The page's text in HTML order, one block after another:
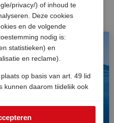
/ Camping marina
privacy/) of inhoud te
Deze cookies
en de volgende
nodig is:
statistieken) en
en reclame).
op basis van art. 49 lid
kunnen daarom tijdelijk ook
niveau van
volledig worden